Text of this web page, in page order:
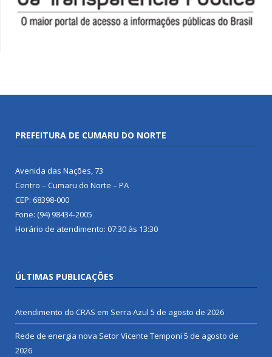
PREFEITURA DE CUMARU DO NORTE
Avenida das Nações, 73
Centro – Cumaru do Norte – PA
CEP: 68398-000
Fone: (94) 98434-2005
Horário de atendimento: 07:30 às 13:30
ÚLTIMAS PUBLICAÇÕES
Atendimento do CRAS em Serra Azul 5 de agosto de 2026
Rede de energia nova Setor Vicente Temponi 5 de agosto de
2026